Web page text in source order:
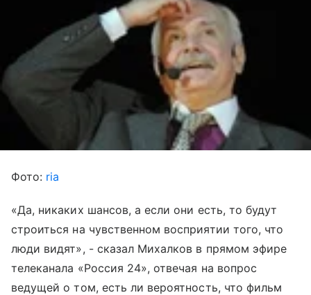
Фото: ria
«Да, никаких шансов, а если они есть, то будут
строиться на чувственном восприятии того, что
люди видят», - сказал Михалков в прямом эфире
телеканала «Россия 24», отвечая на вопрос
ведущей о том, есть ли вероятность, что фильм